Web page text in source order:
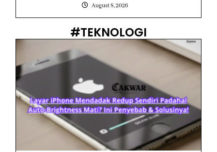
August 8, 2026
#TEKNOLOGI